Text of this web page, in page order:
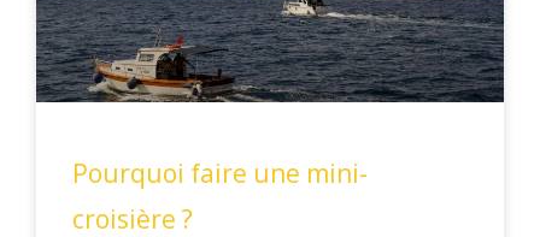
Pourquoi faire une mini-
croisière ?